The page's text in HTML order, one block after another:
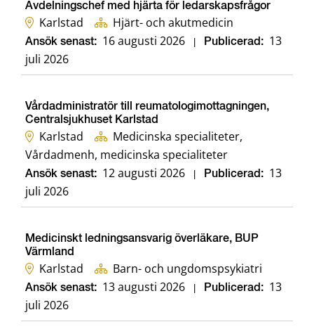
Avdelningschef med hjärta för ledarskapsfrågor
Karlstad Hjärt- och akutmedicin
Ansök senast: 16 augusti 2026 Publicerad: 13
juli 2026
Vårdadministratör till reumatologimottagningen,
Centralsjukhuset Karlstad
Karlstad
Medicinska specialiteter,
Vårdadmenh, medicinska specialiteter
Ansök senast: 12 augusti 2026 Publicerad: 13
juli 2026
Medicinskt ledningsansvarig överläkare, BUP
Värmland
Karlstad Barn- och ungdomspsykiatri
Ansök senast: 13 augusti 2026 Publicerad: 13
juli 2026